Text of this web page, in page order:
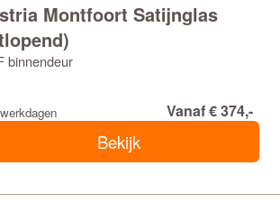
Montfoort Satijnglas
binnendeur
Vanaf € 374,-
Bekijk